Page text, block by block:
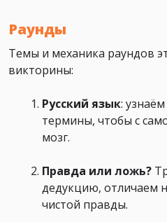
Раунды
Темы и механика раундов
викторины:
Русский язык:
термины, чтобы с
мозг.
Правда или ложь?
дедукцию, отличаем
чистой правды.